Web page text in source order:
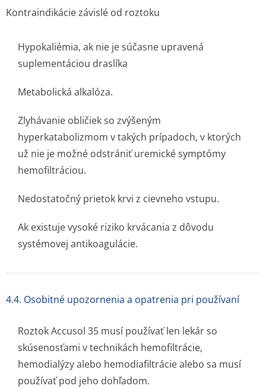
Kontraindikácie závislé od roztoku
Hypokaliémia, ak nie je súčasne upravená
suplementáciou draslíka
Metabolická alkalóza.
Zlyhávanie obličiek so zvýšeným
hyperkatabolizmom v takých prípadoch, v ktorých
už nie je možné odstrániť uremické symptómy
hemofiltráciou.
Nedostatočný prietok krvi z cievneho vstupu.
Ak existuje vysoké riziko krvácania z dôvodu
systémovej antikoagulácie.
4.4. Osobitné upozornenia a opatrenia pri používaní
Roztok Accusol 35 musí používať len lekár so
skúsenosťami v technikách hemofiltrácie,
hemodialýzy alebo hemodiafiltrácie alebo sa musí
používať pod jeho dohľadom.